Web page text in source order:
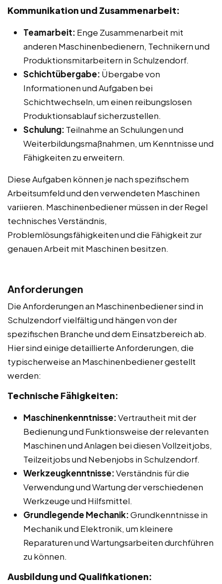
Kommunikation und Zusammenarbeit:
Teamarbeit: Enge Zusammenarbeit mit
anderen Maschinenbedienern, Technikern und
Produktionsmitarbeitern in Schulzendorf.
Schichtübergabe: Übergabe von
Informationen und Aufgaben bei
Schichtwechseln, um einen reibungslosen
Produktionsablauf sicherzustellen.
Schulung: Teilnahme an Schulungen und
Weiterbildungsmaßnahmen, um Kenntnisse und
Fähigkeiten zu erweitern.
Diese Aufgaben können je nach spezifischem
Arbeitsumfeld und den verwendeten Maschinen
variieren. Maschinenbediener müssen in der Regel
technisches Verständnis,
Problemlösungsfähigkeiten und die Fähigkeit zur
genauen Arbeit mit Maschinen besitzen.
Anforderungen
Die Anforderungen an Maschinenbediener sind in
Schulzendorf vielfältig und hängen von der
spezifischen Branche und dem Einsatzbereich ab.
Hier sind einige detaillierte Anforderungen, die
typischerweise an Maschinenbediener gestellt
werden:
Technische Fähigkeiten:
Maschinenkenntnisse:Vertrautheit mit der
Bedienung und Funktionsweise der relevanten
Maschinen und Anlagen bei diesen Vollzeitjobs,
Teilzeitjobs und Nebenjobs in Schulzendorf.
Werkzeugkenntnisse:Verständnis für die
Verwendung und Wartung der verschiedenen
Werkzeuge und Hilfsmittel.
Grundlegende Mechanik:Grundkenntnisse in
Mechanik und Elektronik, um kleinere
Reparaturen und Wartungsarbeiten durchführen
zu können.
Ausbildung und Qualifikationen: